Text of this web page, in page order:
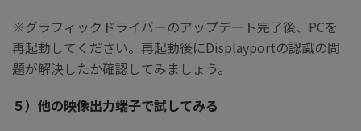
※グラフィックドライバーのアップデート完了後、PCを
再起動してください。再起動後にDisplayportの認識の問
題が解決したか確認してみましょう。
５）他の映像出力端子で試してみる